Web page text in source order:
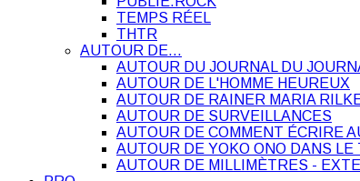
TEMPS RÉEL
THTR
AUTOUR DE…
AUTOUR DU JOURNAL DU
AUTOUR DE L'HOMME HEUREUX
AUTOUR DE RAINER MARIA
AUTOUR DE SURVEILLANCES
AUTOUR DE COMMENT ÉCRIRE
AUTOUR DE YOKO ONO DANS LE
AUTOUR DE MILLIMÈTRES -